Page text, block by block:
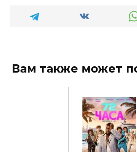
Вам также может